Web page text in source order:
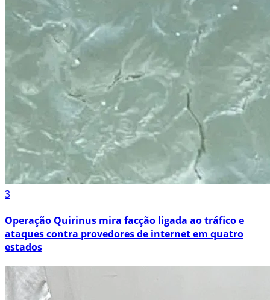
3
Operação Quirinus mira facção ligada ao tráfico e
ataques contra provedores de internet em quatro
estados